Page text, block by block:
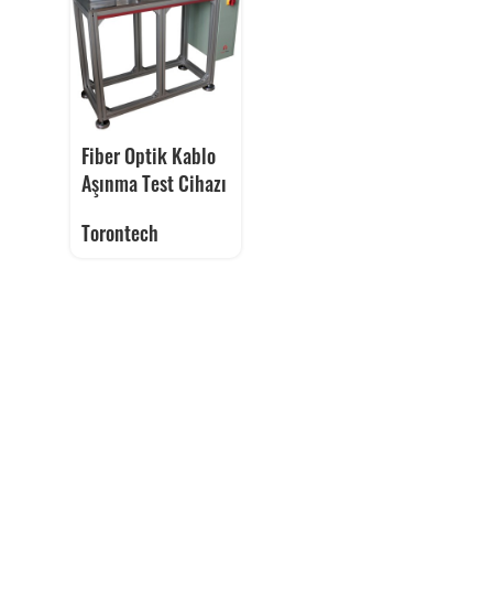
Fiber Optik Kablo
Aşınma Test Cihazı
Torontech